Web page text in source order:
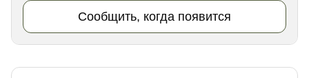
Сообщить, когда появится